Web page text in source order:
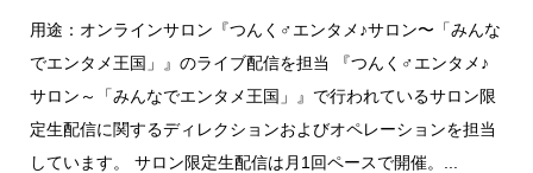
用途：オンラインサロン『つんく♂エンタメ♪サロン〜「みんな
でエンタメ王国」』のライブ配信を担当 『つんく♂エンタメ♪
サロン～「みんなでエンタメ王国」』で行われているサロン限
定生配信に関するディレクションおよびオペレーションを担当
しています。 サロン限定生配信は月1回ペースで開催。...